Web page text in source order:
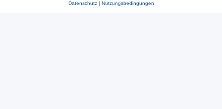
Datenschutz| Nutzungsbedingungen